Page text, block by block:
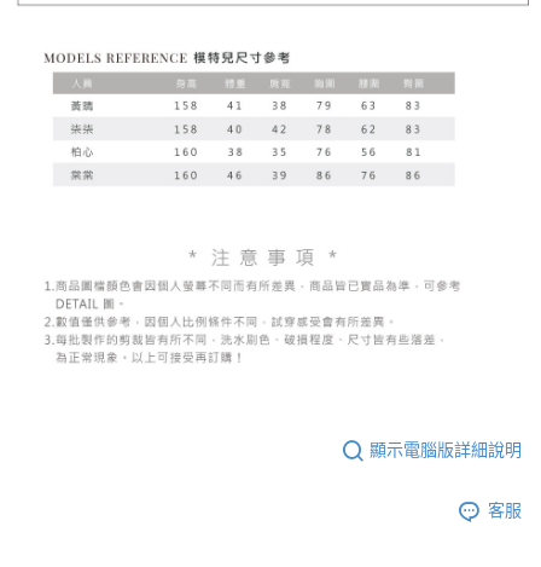
顯示電腦版詳細說明
客服